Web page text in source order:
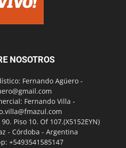
NOSOTROS
Fernando Agüero -
Fernando Villa -
Piso 10. Of 107.(X5152EYN)
- Córdoba - Argentina
+5493541585147